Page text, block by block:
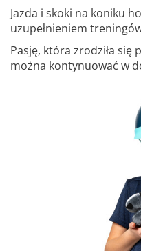
Jazda i skoki na koniku
uzupełnieniem
Pasję, która zrodziła się
można kontynuować w